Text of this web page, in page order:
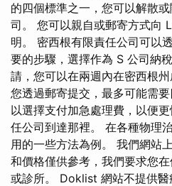
的四個標準之一，您可以解散
司。 您可以親自或郵寄方式向
明。 密西根有限責任公司可以
要的步驟，選擇作為 S 公司納
請，您可以在兩週內在密西根
您透過郵寄提交，最多可能需
以選擇支付加急處理費，以便
任公司到達那裡。 在各種物理
用的一些方法為例。 我們網站
和價格僅供參考，我們要求您
或診所。 Doklist 網站不提供